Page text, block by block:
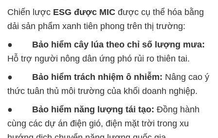
Chiến lược ESG được MIC được cụ thể hóa bằng
dải sản phẩm xanh tiên phong trên thị trường:
● Bảo hiểm cây lúa theo chỉ số lượng mưa:
Hỗ trợ người nông dân ứng phó rủi ro thiên tai.
● Bảo hiểm trách nhiệm ô nhiễm: Nâng cao ý
thức tuân thủ môi trường của khối doanh nghiệp.
● Bảo hiểm năng lượng tái tạo: Đồng hành
cùng các dự án điện gió, điện mặt trời trong xu